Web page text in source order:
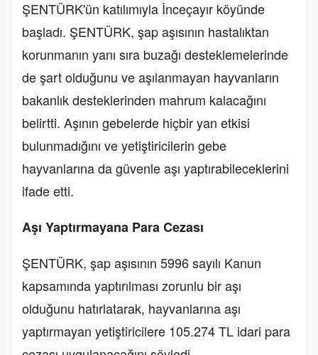
ŞENTÜRK'ün katılımıyla İnceçayır köyünde
başladı. ŞENTÜRK, şap aşısının hastalıktan
korunmanın yanı sıra buzağı desteklemelerinde
de şart olduğunu ve aşılanmayan hayvanların
bakanlık desteklerinden mahrum kalacağını
belirtti. Aşının gebelerde hiçbir yan etkisi
bulunmadığını ve yetiştiricilerin gebe
hayvanlarına da güvenle aşı yaptırabileceklerini
ifade etti.
Aşı Yaptırmayana Para Cezası
ŞENTÜRK, şap aşısının 5996 sayılı Kanun
kapsamında yaptırılması zorunlu bir aşı
olduğunu hatırlatarak, hayvanlarına aşı
yaptırmayan yetiştiricilere 105.274 TL idari para